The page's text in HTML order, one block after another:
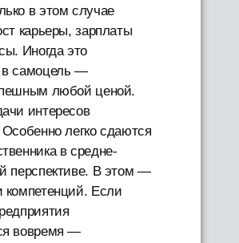
в этом случае
карьеры, зарплаты
Иногда это
в самоцель —
любой ценой.
интересов
легко сдаются
в средне-
перспективе. В этом —
компетенций. Если
вовремя —